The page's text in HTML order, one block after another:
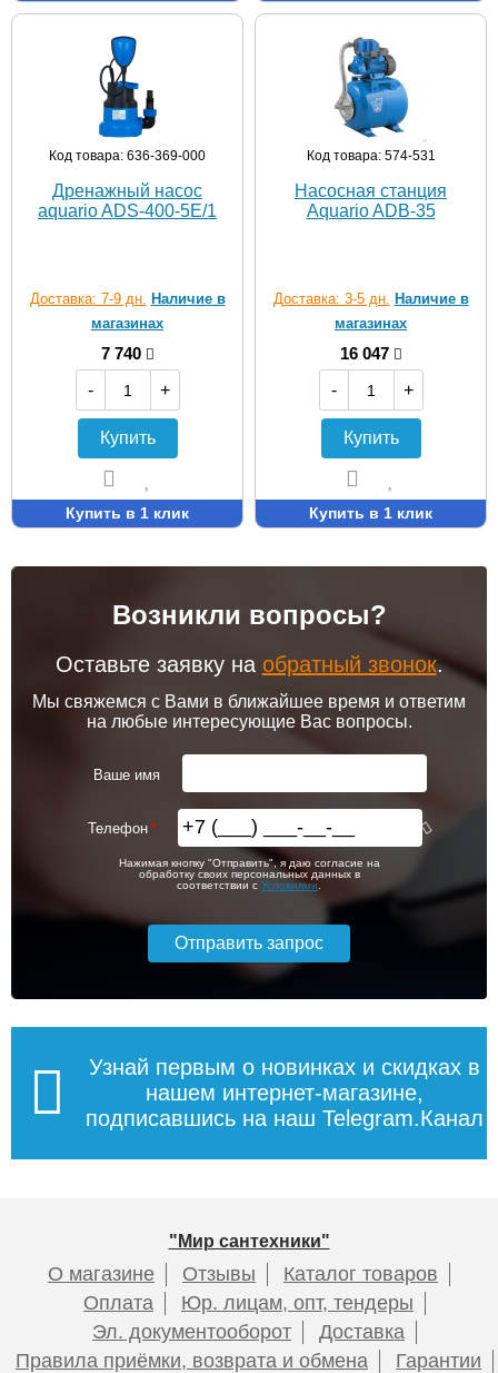
Код товара: 636-369-000
Дренажный насос
aquario ADS-400-5E/1
Доставка: 7-9 дн. Наличие в
магазинах
7 740
-
+
Купить
Купить в 1 клик
Код товара: 574-531
Насосная станция
Aquario ADB-35
Доставка: 3-5 дн. Наличие в
магазинах
16 047
-
+
Купить
Купить в 1 клик
Возникли вопросы?
Оставьте заявку на обратный звонок.
Мы свяжемся с Вами в ближайшее время и ответим
на любые интересующие Вас вопросы.
Ваше имя
Телефон
Нажимая кнопку "Отправить", я даю согласие на
обработку своих персональных данных в
соответствии с Условиями
Узнай первым о новинках и скидках в
нашем интернет-магазине,
подписавшись на наш Telegram.Канал
"Мир сантехники"
О магазине Отзывы
Каталог товаров
Оплата
Юр. лицам, опт, тендеры
Эл. документооборот
Доставка
Правила приёмки, возврата и обмена
Гарантии